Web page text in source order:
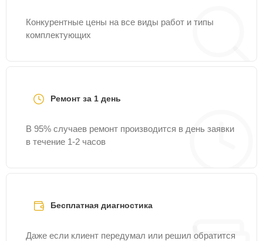
Конкурентные цены на все виды работ и типы
комплектующих
Ремонт за 1 день
В 95% случаев ремонт производится в день заявки
в течение 1-2 часов
Бесплатная диагностика
Даже если клиент передумал или решил обратится